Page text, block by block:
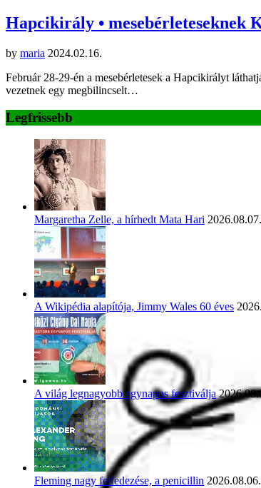
Hapcikirály • mesebérleteseknek
by maria 2024.02.16.
Február 28-29-én a mesebérletesek a Hapcikirályt
vezetnek egy megbilincselt…
Legfrissebb
Margaretha Zelle, a hírhedt Mata Hari 2026.08.07.
A Wikipédia alapítója, Jimmy Wales 60 éves
A világ legnagyobb egynapos fesztiválja
Fleming nagy felfedezése, a penicillin 2026.08.06.